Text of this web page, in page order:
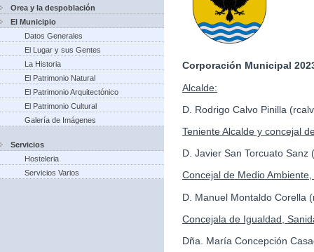
Orea y la despoblación
El Municipio
Datos Generales
El Lugar y sus Gentes
La Historia
El Patrimonio Natural
El Patrimonio Arquitectónico
El Patrimonio Cultural
Galería de Imágenes
Servicios
Hosteleria
Servicios Varios
Corporación Municipal
Alcalde:
D. Rodrigo Calvo Pinilla
Teniente Alcalde y concejal
D. Javier San Torcuato
Concejal de Medio
D. Manuel Montaldo Corella
Concejala de Igualdad,
Dña. María Concepción